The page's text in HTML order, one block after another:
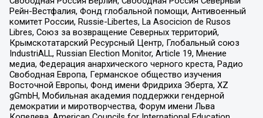
Рейн-Вестфалия, Фонд глобальной помощи, Антивоенный
комитет России, Russie-Libertes, La Asocicion de Rusos
Libres, Союз за возвращение Северных территорий,
Крымскотатарский Ресурсный Центр, Глобальный союз
IndustriALL, Russian Election Monitor, Article 19, Мнение
медиа, Федерация анархического черного креста, Радио
Свободная Европа, Германское общество изучения
Восточной Европы, Фонд имени Фридриха Эберта, XZ
gGmbH, Мобильная академия поддержки гендерной
демократии и миротворчества, Форум имени Льва